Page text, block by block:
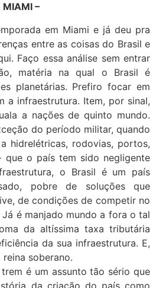
MIAMI –
em Miami e já deu pra
entre as coisas do Brasil e
Faço essa análise sem entrar
matéria na qual o Brasil é
planetárias. Prefiro focar em
a infraestrutura. Item, por sinal,
a nações de quinto mundo.
do período militar, quando
hidrelétricas, rodovias, portos,
o país tem sido negligente
o Brasil é um país
pobre de soluções que
de condições de competir no
é manjado mundo a fora o tal
da altíssima taxa tributária
da sua infraestrutura. E,
soberano.
é um assunto tão sério que
da criação do país como